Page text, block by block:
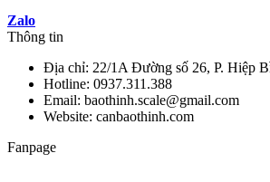
Zalo
Thông tin
Địa chỉ: 22/1A Đường số 26, P. Hiệp
Hotline: 0937.311.388
Email: baothinh.scale@gmail.com
Website: canbaothinh.com
Fanpage